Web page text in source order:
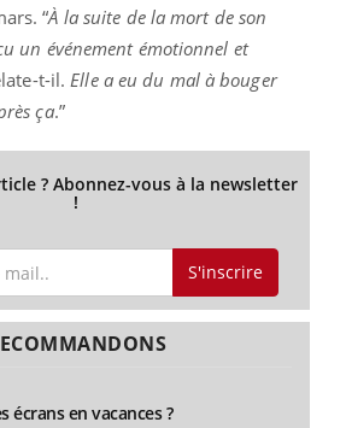
“À la suite de la mort de son
un événement émotionnel et
t-il.Elle a eu du mal à bouger
ça.”
? Abonnez-vous à la newsletter
!
S'inscrire
écrans en vacances ?